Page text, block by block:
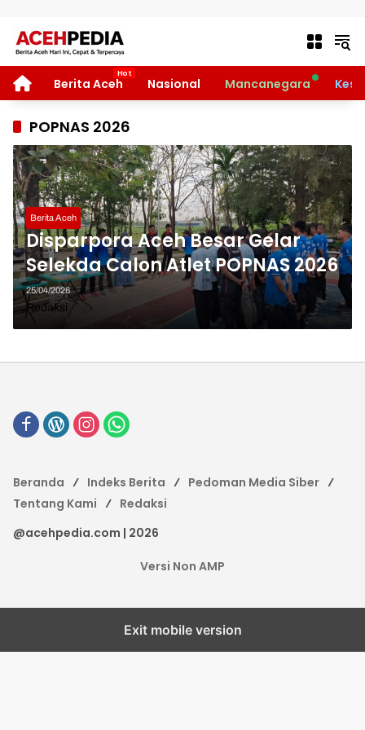
HOMEBerita Aceh Nasional Mancanegara
POPNAS 2026
Berita Aceh
Disparpora Aceh Besar Gelar
Selekda Calon Atlet POPNAS 2026
25/04/2026
Redaksi
Beranda Indeks Berita
Pedoman Media Siber
Tentang Kami
Redaksi
@acehpedia.com | 2026
Versi Non AMP
Exit mobile version